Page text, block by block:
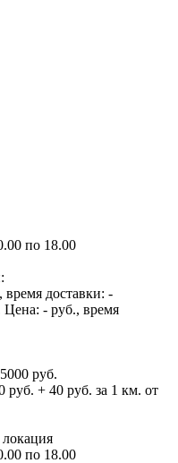
по 18.00
время доставки: -
Цена: - руб., время
руб.
руб. + 40 руб. за 1 км. от
по 18.00